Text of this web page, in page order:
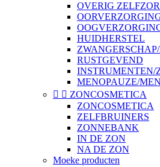
OVERIG
HUIDHERSTEL
RUSTGEVEND
INSTRUMENTEN/
MENOPAUZE/
  ZONCOSMETICA
ZONCOSMETICA
ZELFBRUINERS
ZONNEBANK
IN DE ZON
NA DE ZON
Moeke producten